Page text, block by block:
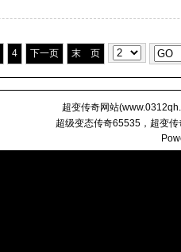
4 下一页 末 页
超变传奇网站(
超级变态传奇65535，超变